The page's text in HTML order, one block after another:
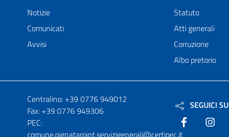
Notizie
Comunicati
Avvisi
Statuto
Atti generali
Corruzione
Albo pretorio
Numeri utili
Centralino: +39 0776 949012
Fax: +39 0776 949306
PEC:
SEGUICI SU
Facebook